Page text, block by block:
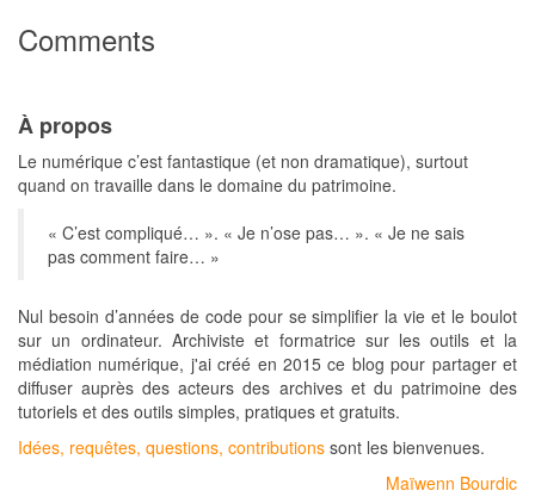
Comments
À propos
Le numérique c’est fantastique (et non dramatique), surtout
quand on travaille dans le domaine du patrimoine.
« C’est compliqué… ». « Je n’ose pas… ». « Je ne sais
pas comment faire… »
Nul besoin d’années de code pour se simplifier la vie et le boulot
sur un ordinateur. Archiviste et formatrice sur les outils et la
médiation numérique, j'ai créé en 2015 ce blog pour partager et
diffuser auprès des acteurs des archives et du patrimoine des
tutoriels et des outils simples, pratiques et gratuits.
Idées, requêtes, questions, contributions sont les bienvenues.
Maïwenn Bourdic